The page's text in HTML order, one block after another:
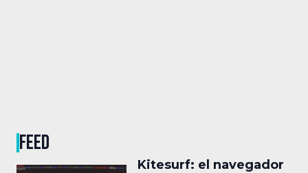
FEED
Kitesurf: el navegador